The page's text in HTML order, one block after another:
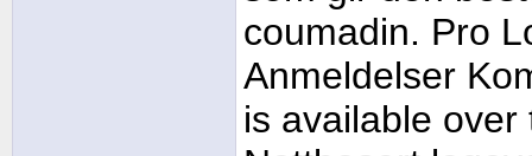
coumadin. Pro
Anmeldelser
is available